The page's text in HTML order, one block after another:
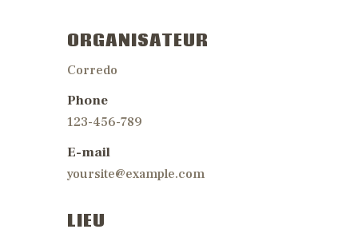
ORGANISATEUR
Corredo
Phone
123-456-789
E-mail
yoursite@example.com
LIEU